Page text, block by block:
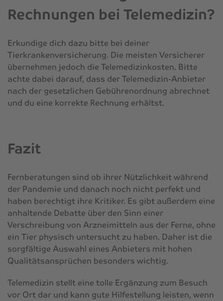
Rechnungen bei Telemedizin?
Erkundige dich dazu bitte bei deiner
Tierkrankenversicherung. Die meisten Versicherer
übernehmen jedoch die Telemedizinkosten. Bitte
achte dabei darauf, dass der Telemedizin-Anbieter
nach der gesetzlichen Gebührenordnung abrechnet
und du eine korrekte Rechnung erhältst.
Fazit
Fernberatungen sind ob ihrer Nützlichkeit während
der Pandemie und danach noch nicht perfekt und
haben berechtigt ihre Kritiker. Es gibt außerdem eine
anhaltende Debatte über den Sinn einer
Verschreibung von Arzneimitteln aus der Ferne, ohne
ein Tier physisch untersucht zu haben. Daher ist die
sorgfältige Auswahl eines Anbieters mit hohen
Qualitätsansprüchen besonders wichtig.
Telemedizin stellt eine tolle Ergänzung zum Besuch
vor Ort dar und kann gute Hilfestellung leisten, wenn